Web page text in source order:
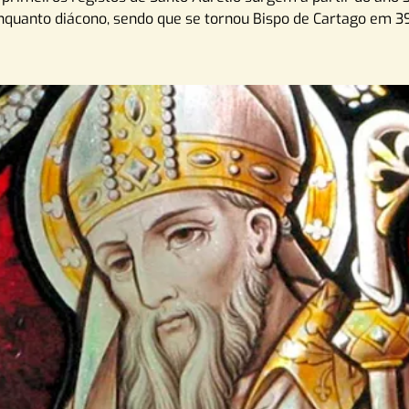
diácono, sendo que se tornou Bispo de Cartago em